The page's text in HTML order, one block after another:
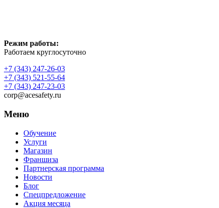
Режим работы:
Работаем круглосуточно
+7 (343) 247-26-03
+7 (343) 521-55-64
+7 (343) 247-23-03
corp@acesafety.ru
Меню
Обучение
Услуги
Магазин
Франшиза
Партнерская программа
Новости
Блог
Спецпредложение
Акция месяца